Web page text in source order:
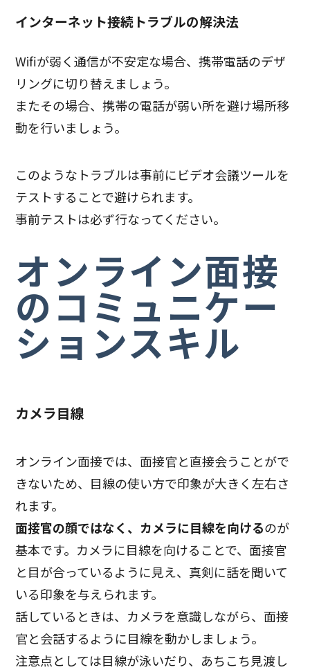
インターネット接続トラブルの解決法
Wifiが弱く通信が不安定な場合、携帯電話のデザ
リングに切り替えましょう。
またその場合、携帯の電話が弱い所を避け場所移
動を行いましょう。
このようなトラブルは事前にビデオ会議ツールを
テストすることで避けられます。
事前テストは必ず行なってください。
オンライン面接
のコミュニケー
ションスキル
カメラ目線
オンライン面接では、面接官と直接会うことがで
きないため、目線の使い方で印象が大きく左右さ
れます。
面接官の顔ではなく、カメラに目線を向けるのが
基本です。カメラに目線を向けることで、面接官
と目が合っているように見え、真剣に話を聞いて
いる印象を与えられます。
話しているときは、カメラを意識しながら、面接
官と会話するように目線を動かしましょう。
注意点としては目線が泳いだり、あちこち見渡し